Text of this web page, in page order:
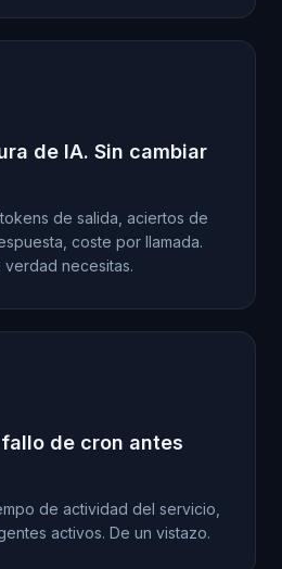
de IA. Sin cambiar
de salida, aciertos de
coste por llamada.
verdad necesitas.
de cron antes
de actividad del servicio,
activos. De un vistazo.